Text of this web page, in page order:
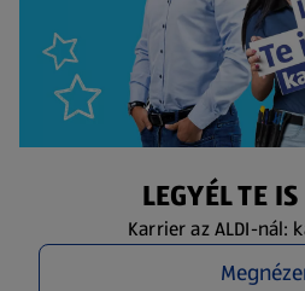
LEGYÉL TE
Karrier az ALDI-nál: